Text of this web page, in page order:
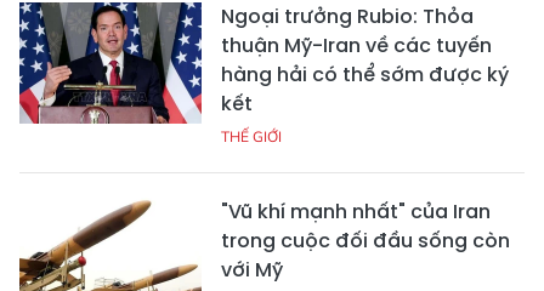
Ngoại trưởng Rubio: Thỏa
thuận Mỹ-Iran về các tuyến
hàng hải có thể sớm được ký
kết
THẾ GIỚI
"Vũ khí mạnh nhất" của Iran
trong cuộc đối đầu sống còn
với Mỹ